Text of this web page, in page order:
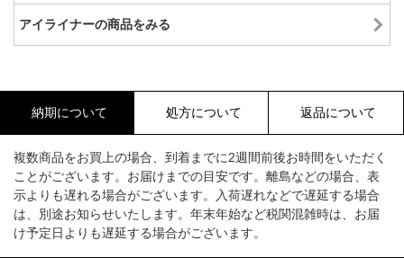
アイライナーの商品をみる
納期について 処方について 返品について
複数商品をお買上の場合、到着までに2週間前後お時間をいただく
ことがございます。お届けまでの目安です。離島などの場合、表
示よりも遅れる場合がございます。入荷遅れなどで遅延する場合
は、別途お知らせいたします。年末年始など税関混雑時は、お届
け予定日よりも遅延する場合がございます。